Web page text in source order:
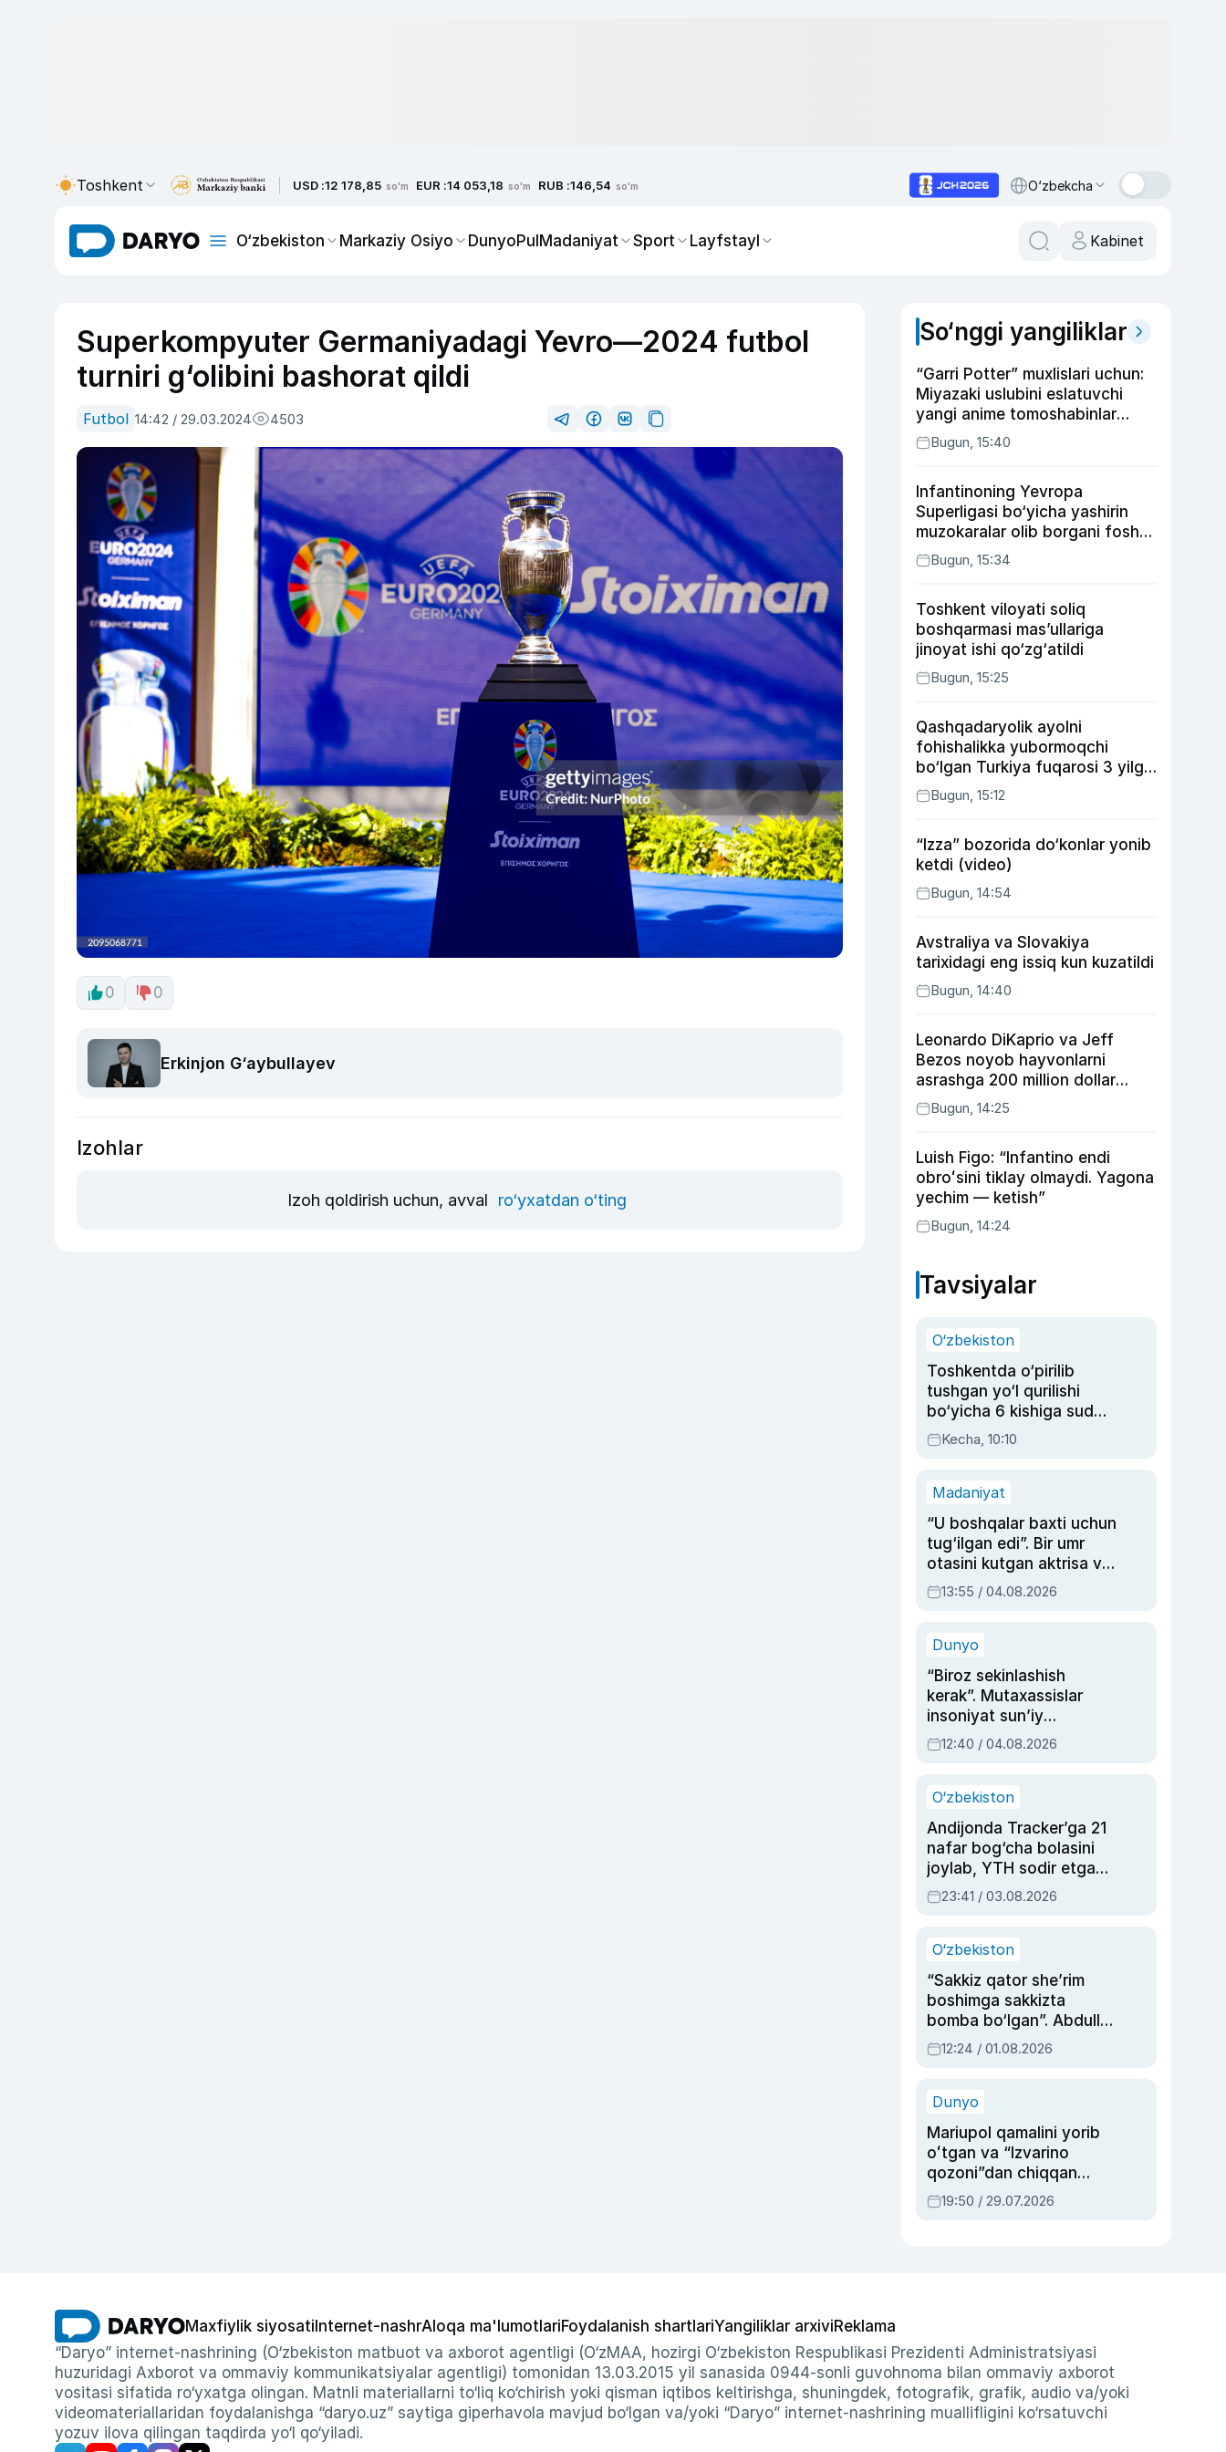
Toshkent USD :12 178,85 so'm EUR :14 053,18 so'm RUB :146,54 so'm O‘zbekcha
O‘zbekiston Markaziy Osiyo DunyoPulMadaniyat Sport Layfstayl Kabinet
Superkompyuter Germaniyadagi Yevro—2024 futbol
turniri g‘olibini bashorat qildi
Futbol 14:42 / 29.03.2024 4503
0 0
Erkinjon G‘aybullayev
Izohlar
Izoh qoldirish uchun, avval ro‘yxatdan o‘ting
So‘nggi yangiliklar
“Garri Potter” muxlislari uchun:
Miyazaki uslubini eslatuvchi
yangi anime tomoshabinlar
e’tiborini qozonmoqda
Bugun, 15:40
Infantinoning Yevropa
Superligasi bo‘yicha yashirin
muzokaralar olib borgani fosh
bo‘ldiBugun, 15:34
Toshkent viloyati soliq
boshqarmasi mas’ullariga
jinoyat ishi qo‘zg‘atildi
Bugun, 15:25
Qashqadaryolik ayolni
fohishalikka yubormoqchi
bo‘lgan Turkiya fuqarosi 3 yilga
qamaldi
Bugun, 15:12
“Izza” bozorida do‘konlar yonib
ketdi (video)
Bugun, 14:54
Avstraliya va Slovakiya
tarixidagi eng issiq kun kuzatildi
Bugun, 14:40
Leonardo DiKaprio va Jeff
Bezos noyob hayvonlarni
asrashga 200 million dollar
ajratdi
Bugun, 14:25
Luish Figo: “Infantino endi
obroʻsini tiklay olmaydi. Yagona
yechim — ketish”
Bugun, 14:24
Tavsiyalar
O‘zbekiston
Toshkentda o‘pirilib
tushgan yo‘l qurilishi
bo‘yicha 6 kishiga sud
hukmi o‘qildi
Kecha, 10:10
Madaniyat
“U boshqalar baxti uchun
tug‘ilgan edi”. Bir umr
otasini kutgan aktrisa va
dublyaj ustasi Rimma
Ahmedovaning
13:55 / 04.08.2026
Dunyo
“Biroz sekinlashish
kerak”. Mutaxassislar
insoniyat sun’iy
intellektni boshqara
olmay qolishidan xavotir
12:40 / 04.08.2026
O‘zbekiston
Andijonda Tracker’ga 21
nafar bog‘cha bolasini
joylab, YTH sodir etgan
ayolga sud hukmi o‘qildi
23:41 / 03.08.2026
O‘zbekiston
“Sakkiz qator she’rim
boshimga sakkizta
bomba bo‘lgan”. Abdulla
Oripovni siyosiy
ayblovlardan asrab
12:24 / 01.08.2026
Dunyo
Mariupol qamalini yorib
oʻtgan va “Izvarino
qozoni”dan chiqqan
qahramon — Ukraina
armiyasi bosh
19:50 / 29.07.2026
Maxfiylik siyosati Internet-nashrAloqa ma'lumotlariFoydalanish shartlariYangiliklar arxiviReklama
“Daryo” internet-nashrining (O‘zbekiston matbuot va axborot agentligi (O‘zMAA, hozirgi O‘zbekiston Respublikasi Prezidenti Administratsiyasi
huzuridagi Axborot va ommaviy kommunikatsiyalar agentligi) tomonidan 13.03.2015 yil sanasida 0944-sonli guvohnoma bilan ommaviy axborot
vositasi sifatida ro‘yxatga olingan. Matnli materiallarni to‘liq ko‘chirish yoki qisman iqtibos keltirishga, shuningdek, fotografik, grafik, audio va/yoki
videomateriallaridan foydalanishga “daryo.uz” saytiga giperhavola mavjud bo‘lgan va/yoki “Daryo” internet-nashrining muallifligini ko‘rsatuvchi
yozuv ilova qilingan taqdirda yo‘l qo‘yiladi.